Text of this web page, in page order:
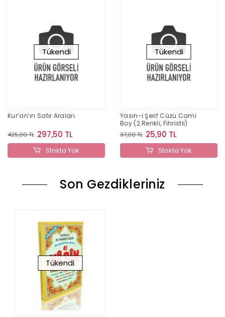
Tükendi
Kur’an’ın Satır Araları
425,00 TL 297,50 TL
Stokta Yok
Tükendi
Yasin-i Şerif Cüzü Cami
Boy (2 Renkli, Fihristli)
37,00 TL 25,90 TL
Stokta Yok
Son Gezdikleriniz
Tükendi